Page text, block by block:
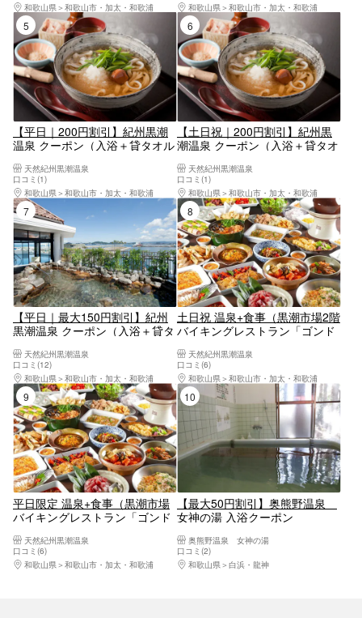
和歌山県
和歌山市・加太・和歌浦
和歌山県
和歌山市・加太・和歌浦
5位
【平日｜200円割引】紀州黒潮
温泉 クーポン（入浴＋貸タオル
天然紀州黒潮温泉
口コミ(1)
和歌山県
和歌山市・加太・和歌浦
6位
【土日祝｜200円割引】紀州黒
潮温泉 クーポン（入浴＋貸タオ
天然紀州黒潮温泉
口コミ(1)
和歌山県
和歌山市・加太・和歌浦
7位
【平日｜最大150円割引】紀州
黒潮温泉 クーポン（入浴＋貸タ
タオルのみ
天然紀州黒潮温泉
口コミ(12)
和歌山県
和歌山市・加太・和歌浦
8位
土日祝 温泉+食事（黒潮市場2階
バイキングレストラン「ゴンド
＊利用不可日あり
天然紀州黒潮温泉
口コミ(6)
和歌山県
和歌山市・加太・和歌浦
9位
平日限定 温泉+食事（黒潮市場
バイキングレストラン「ゴンド
ン＊利用不可日あり
天然紀州黒潮温泉
口コミ(6)
和歌山県
和歌山市・加太・和歌浦
10位
【最大50円割引】奥熊野温泉
女神の湯 入浴クーポン
奥熊野温泉 女神の湯
口コミ(2)
和歌山県
白浜・龍神